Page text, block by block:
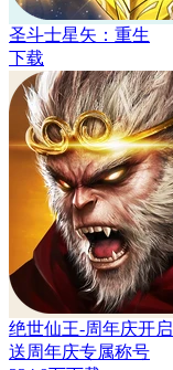
圣斗士星矢：重生
下载
绝世仙王-周年庆开启
送周年庆专属称号